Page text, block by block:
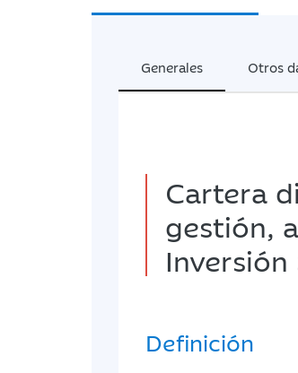
Generales Otros
Cartera
gestión,
Definición